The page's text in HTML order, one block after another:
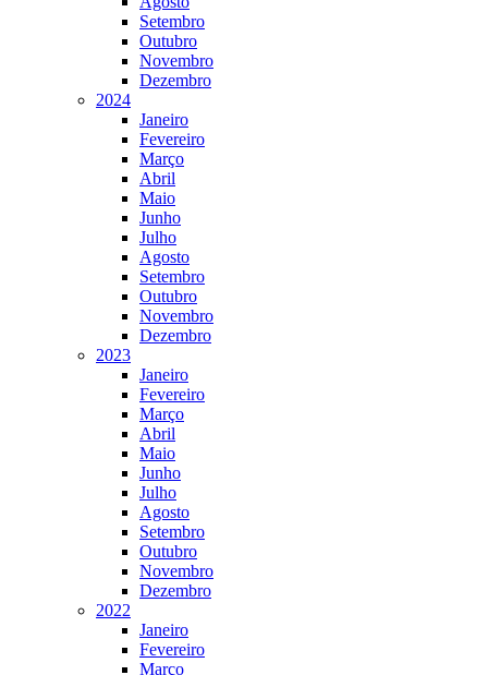
Setembro
Outubro
Novembro
Dezembro
2024
Janeiro
Fevereiro
Março
Abril
Maio
Junho
Julho
Agosto
Setembro
Outubro
Novembro
Dezembro
2023
Janeiro
Fevereiro
Março
Abril
Maio
Junho
Julho
Agosto
Setembro
Outubro
Novembro
Dezembro
2022
Janeiro
Fevereiro
Março